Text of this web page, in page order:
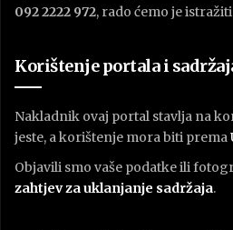
092 2222 972, rado ćemo je
Korištenje portala i
Nakladnik ovaj portal stavlja na
jeste, a korištenje mora biti prema
Objavili smo vaše podatke ili
zahtjev za uklanjanje sadržaja.